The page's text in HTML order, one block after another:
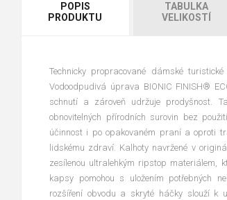
POPIS
PRODUKTU
TABULKA
VELIKOSTÍ
Technicky propracované dámské
Vodoodpudivá úprava BIONIC FINISH®
schnutí a zároveň udržuje prodyšnost.
obnovitelných přírodních surovin bez
účinnost i po opakovaném praní a oproti
lidskému zdraví. Kalhoty navržené v
zesílenou ultralehkým ripstop materiálem,
kapsy pomohou s uložením potřebných
rozšíření obvodu a skryté háčky slouží k